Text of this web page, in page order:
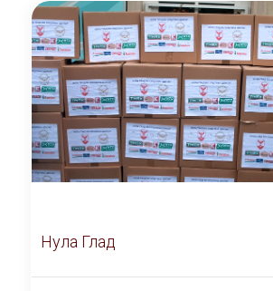
Нула Глад